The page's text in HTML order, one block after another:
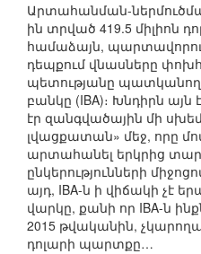
Արտահանման-
ին տրված 419.5 միլիոն
համաձայն,
դեպքում վնասները
պետությանը պատկանող
բանկը (IBA)։ Խնդիրն այն
էր զանգվածային մի
լվացքատան» մեջ, որը
արտահանել երկրից
ընկերությունների
այդ, IBA-ն ի վիճակի չէ
վարկը, քանի որ IBA-ն
2015 թվականին,
դոլարի պարտքը…